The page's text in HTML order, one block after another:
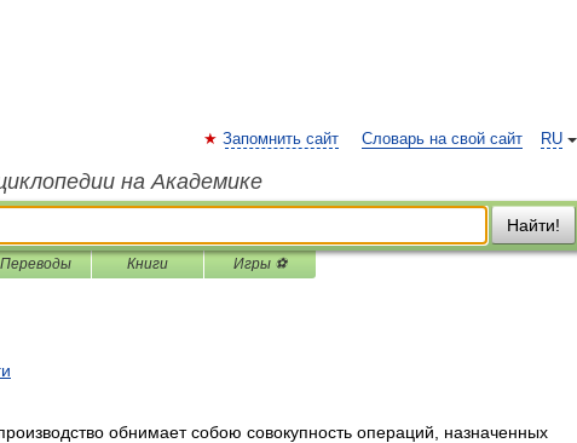
RU
Запомнить сайт Словарь на свой сайт
на Академике
Найти!
Переводы Книги Игры ⚽
обнимает собою совокупность операций, назначенных